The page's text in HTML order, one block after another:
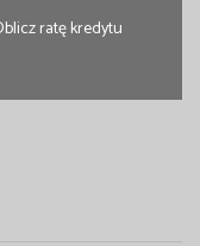
ratę kredytu